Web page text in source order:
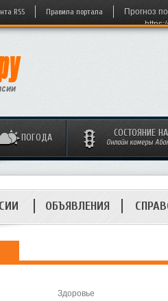
RSS Правила портала
Прогноз
ПОГОДА СОСТОЯНИЕ
Онлайн камеры
ОБЪЯВЛЕНИЯ
Здоровье